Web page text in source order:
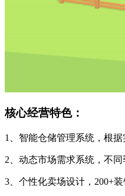
核心经营特色：
1、智能仓储管理系统，根
2、动态市场需求系统，不
3、个性化卖场设计，200+